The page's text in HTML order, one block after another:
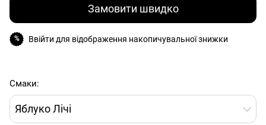
Замовити швидко
% Ввійти для відображення накопичувальної знижки
Смаки:
Яблуко Лічі